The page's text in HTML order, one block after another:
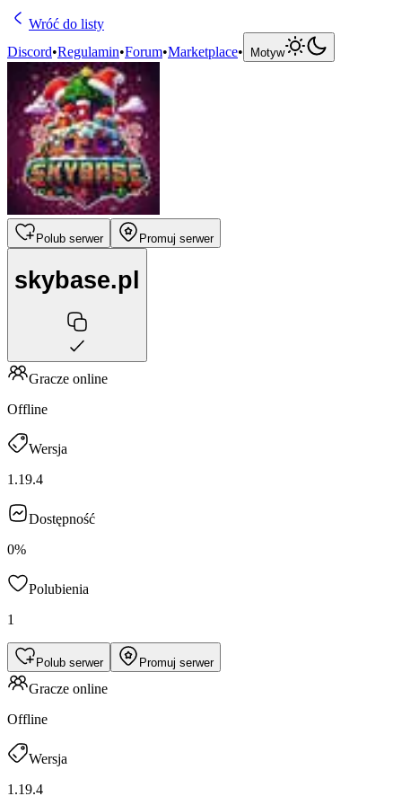
Wróć do listy
Discord•Regulamin•Forum•Marketplace• Motyw
Polub serwer Promuj serwer
skybase.pl
Gracze online
Offline
Wersja
1.19.4
Dostępność
0%
Polubienia
1
Polub serwer Promuj serwer
Gracze online
Offline
Wersja
1.19.4